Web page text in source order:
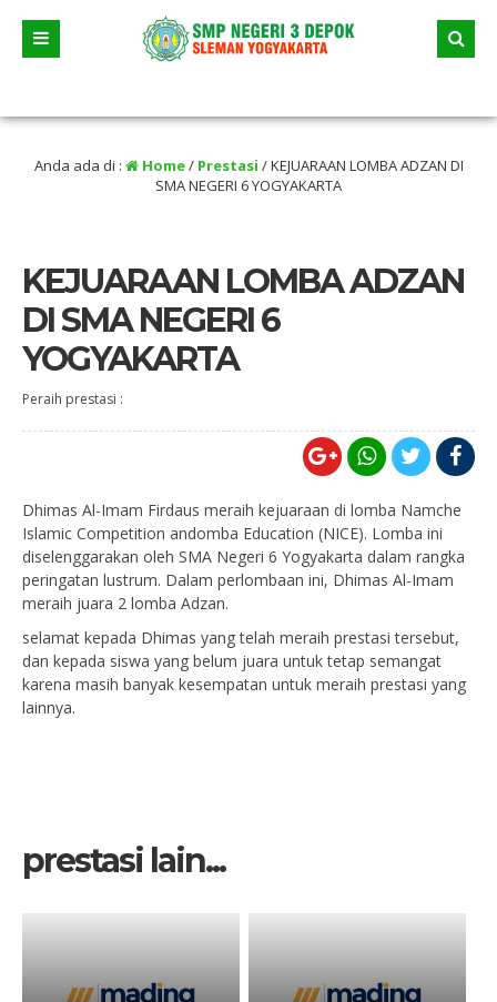
selama liburan
Anda ada di : Home/ Prestasi /KEJUARAAN LOMBA ADZAN DI
SMA NEGERI 6 YOGYAKARTA
KEJUARAAN LOMBA ADZAN
DI SMA NEGERI 6
YOGYAKARTA
Peraih prestasi :
Dhimas Al-Imam Firdaus meraih kejuaraan di lomba Namche
Islamic Competition andomba Education (NICE). Lomba ini
diselenggarakan oleh SMA Negeri 6 Yogyakarta dalam rangka
peringatan lustrum. Dalam perlombaan ini, Dhimas Al-Imam
meraih juara 2 lomba Adzan.
selamat kepada Dhimas yang telah meraih prestasi tersebut,
dan kepada siswa yang belum juara untuk tetap semangat
karena masih banyak kesempatan untuk meraih prestasi yang
lainnya.
prestasi lain...